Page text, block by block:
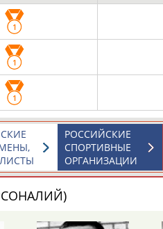
1
1
1
РОССИЙСКИЕ
СПОРТИВНЫЕ
ОРГАНИЗАЦИИ